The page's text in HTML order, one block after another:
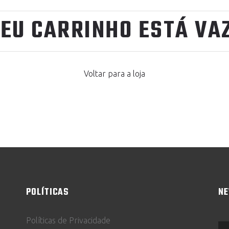
CARRINHO ESTÁ
Voltar para a loja
POLÍTICAS
Políticas de Privacidade